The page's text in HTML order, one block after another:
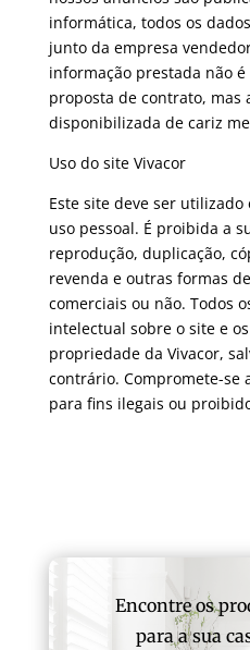
informática, todos os
junto da empresa
informação prestada não
proposta de contrato, mas
disponibilizada de cariz
Uso do site Vivacor
Este site deve ser
uso pessoal. É proibida a
reprodução, duplicação,
revenda e outras formas
comerciais ou não. Todos
intelectual sobre o site e
propriedade da Vivacor,
contrário. Compromete-se
para fins ilegais ou
Encontre os
para a sua